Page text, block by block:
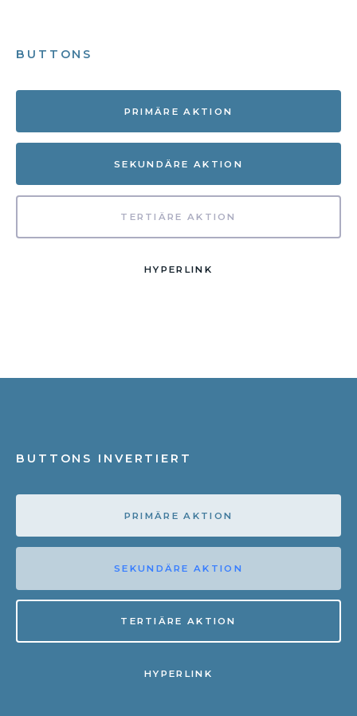
BUTTONS
PRIMÄRE AKTION
SEKUNDÄRE AKTION
TERTIÄRE AKTION
HYPERLINK
BUTTONS INVERTIERT
PRIMÄRE AKTION
SEKUNDÄRE AKTION
TERTIÄRE AKTION
HYPERLINK